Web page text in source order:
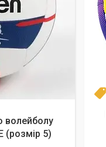
волейболу
(розмір 5)